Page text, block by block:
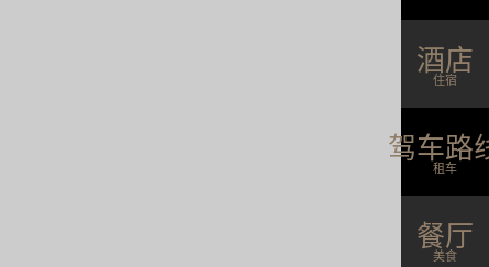
酒店
住宿
驾车路
租车
餐厅
美食